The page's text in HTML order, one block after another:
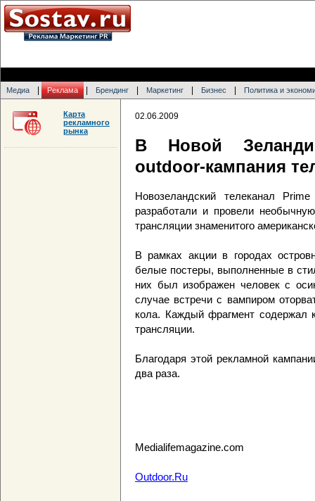
Медиа Реклама Брендинг Маркетинг Бизнес Политика и
02.06.2009
В Новой
outdoor-кампания
Новозеландский телеканал
разработали и провели
трансляции знаменитого
В рамках акции в городах
белые постеры, выполненные в
них был изображен человек с
случае встречи с вампиром
кола. Каждый фрагмент
трансляции.
Благодаря этой рекламной
два раза.
Medialifemagazine.com
Outdoor.Ru
Карта
рекламного
рынка